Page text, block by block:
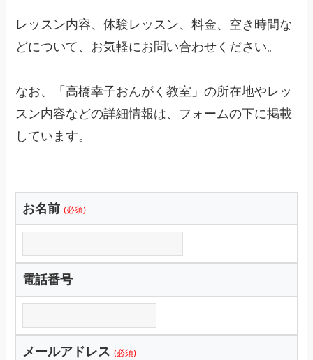
レッスン内容、体験レッスン、料金、空き時間な
どについて、お気軽にお問い合わせください。
なお、「高橋幸子おんがく教室」の所在地やレッ
スン内容などの詳細情報は、フォームの下に掲載
しています。
お名前 (必須)
電話番号
メールアドレス (必須)